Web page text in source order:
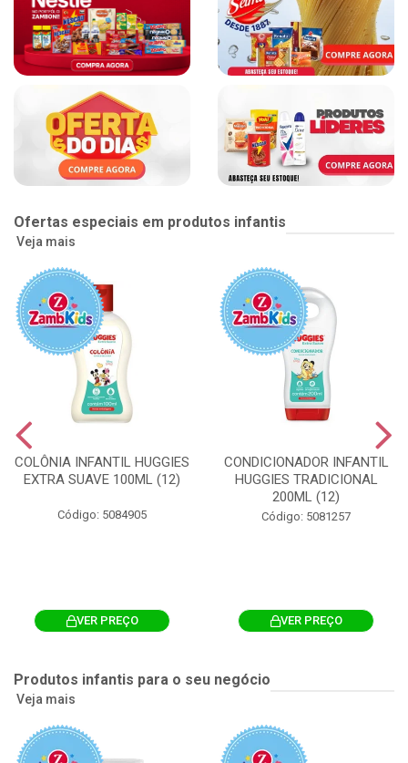
Ofertas especiais em produtos infantis
Veja mais
COLÔNIA INFANTIL HUGGIES
EXTRA SUAVE 100ML (12)
Código: 5084905
VER PREÇO
CONDICIONADOR INFANTIL
HUGGIES TRADICIONAL
200ML (12)
Código: 5081257
VER PREÇO
Produtos infantis para o seu negócio
Veja mais